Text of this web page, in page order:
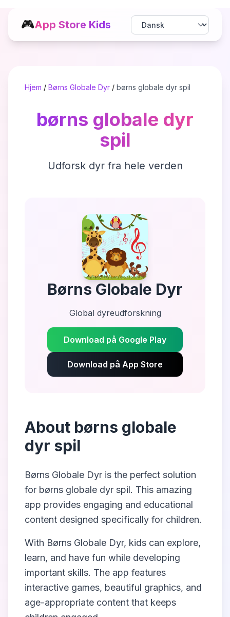
🎮App Store Kids
Hjem / Børns Globale Dyr / børns globale dyr spil
børns globale dyr
spil
Udforsk dyr fra hele verden
Børns Globale Dyr
Global dyreudforskning
Download på Google Play
Download på App Store
About børns globale
dyr spil
Børns Globale Dyr is the perfect solution
for børns globale dyr spil. This amazing
app provides engaging and educational
content designed specifically for children.
With Børns Globale Dyr, kids can explore,
learn, and have fun while developing
important skills. The app features
interactive games, beautiful graphics, and
age-appropriate content that keeps